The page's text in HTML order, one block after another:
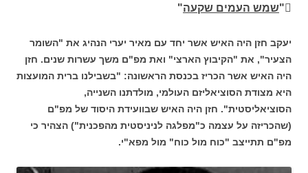
" שמש העמים שקעה"
יעקב חזן היה האיש אשר יחד עם מאיר יערי הנהיג את "השומר
הצעיר", את "הקיבוץ הארצי" ואת מפ"ם משך עשרות שנים. חזן
היה האיש אשר הכריז בכנסת הראשונה: "בשבילנו ברית המועצות
היא מצודת הסוציאליזם העולמי, מולדתנו השנייה,
הסוציאליסטית". חזן היה האיש שבוועידת היסוד של מפ"ם
(שהכריזה על עצמה כ"מפלגה לניניסטית מהפכנית") הצהיר כי
מפ"ם תתייצב "כוח מול כוח" מול מפא"י.